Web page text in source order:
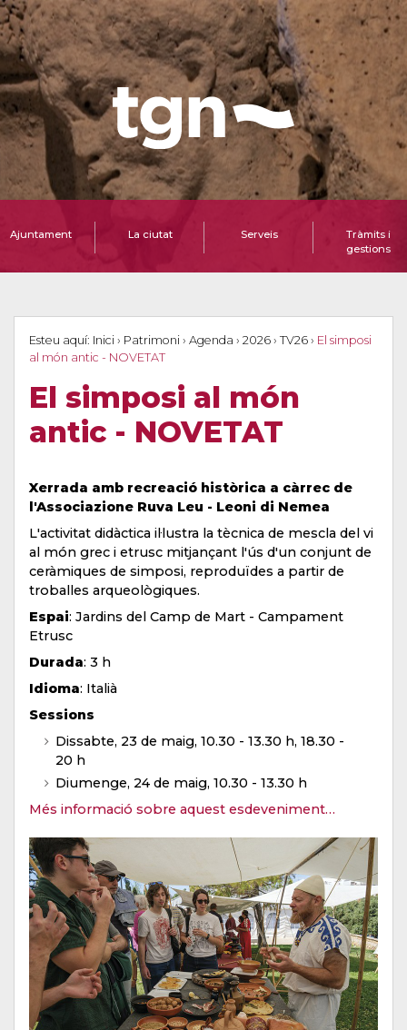
Ajuntament La ciutat Serveis
Tràmits i
gestions
Esteu aquí: Inici › Patrimoni › Agenda › 2026 › TV26 › El simposi
al món antic - NOVETAT
El simposi al món
antic - NOVETAT
Xerrada amb recreació històrica a càrrec de
l'Associazione Ruva Leu - Leoni di Nemea
L'activitat didàctica il·lustra la tècnica de mescla del vi
al món grec i etrusc mitjançant l'ús d'un conjunt de
ceràmiques de simposi, reproduïdes a partir de
troballes arqueològiques.
Espai: Jardins del Camp de Mart - Campament
Etrusc
Durada: 3 h
Idioma: Italià
Sessions
Dissabte, 23 de maig, 10.30 - 13.30 h, 18.30 -
20 h
Diumenge, 24 de maig, 10.30 - 13.30 h
Més informació sobre aquest esdeveniment…